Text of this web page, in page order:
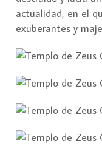
actualidad, en el
exuberantes y